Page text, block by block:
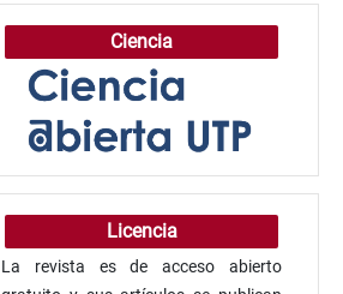
Ciencia
Licencia
La revista es de acceso abierto